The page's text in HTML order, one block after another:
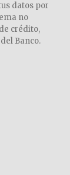
datos por
no
crédito,
Banco.